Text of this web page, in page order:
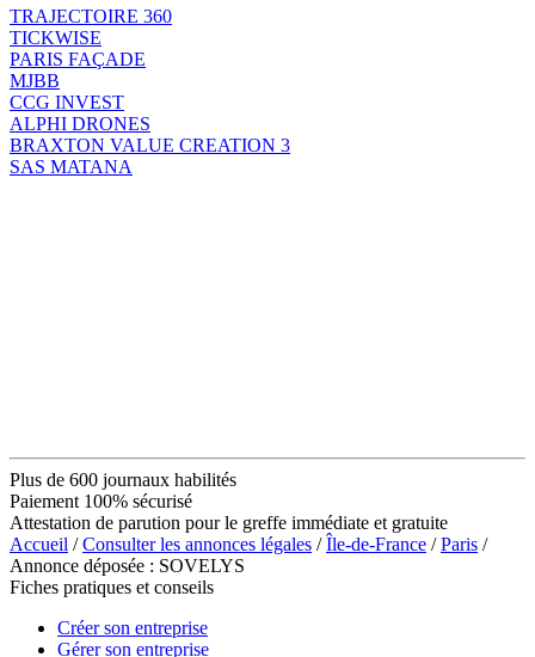
TRAJECTOIRE 360
TICKWISE
PARIS FAÇADE
MJBB
CCG INVEST
ALPHI DRONES
BRAXTON VALUE CREATION 3
SAS MATANA
Plus de 600 journaux habilités
Paiement 100% sécurisé
Attestation de parution pour le greffe immédiate et gratuite
Accueil /Consulter les annonces légales /Île-de-France /Paris /
Annonce déposée : SOVELYS
Fiches pratiques et conseils
Créer son entreprise
Gérer son entreprise